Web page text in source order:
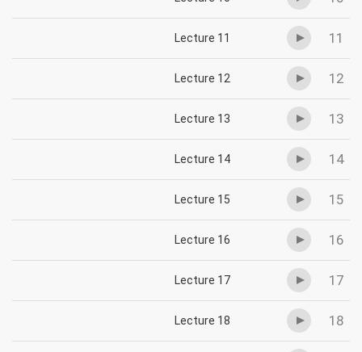
11
Lecture 11
12
Lecture 12
13
Lecture 13
14
Lecture 14
15
Lecture 15
16
Lecture 16
17
Lecture 17
18
Lecture 18